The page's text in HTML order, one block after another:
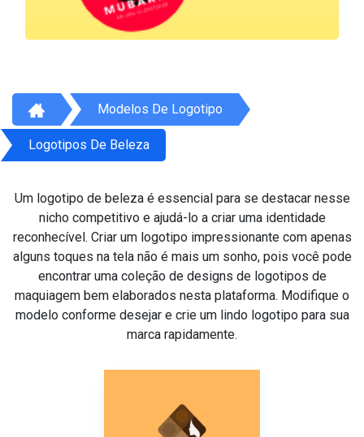
Modelos De Logotipo
Logotipos De Beleza
Um logotipo de beleza é essencial para se destacar nesse
nicho competitivo e ajudá-lo a criar uma identidade
reconhecível. Criar um logotipo impressionante com apenas
alguns toques na tela não é mais um sonho, pois você pode
encontrar uma coleção de designs de logotipos de
maquiagem bem elaborados nesta plataforma. Modifique o
modelo conforme desejar e crie um lindo logotipo para sua
marca rapidamente.